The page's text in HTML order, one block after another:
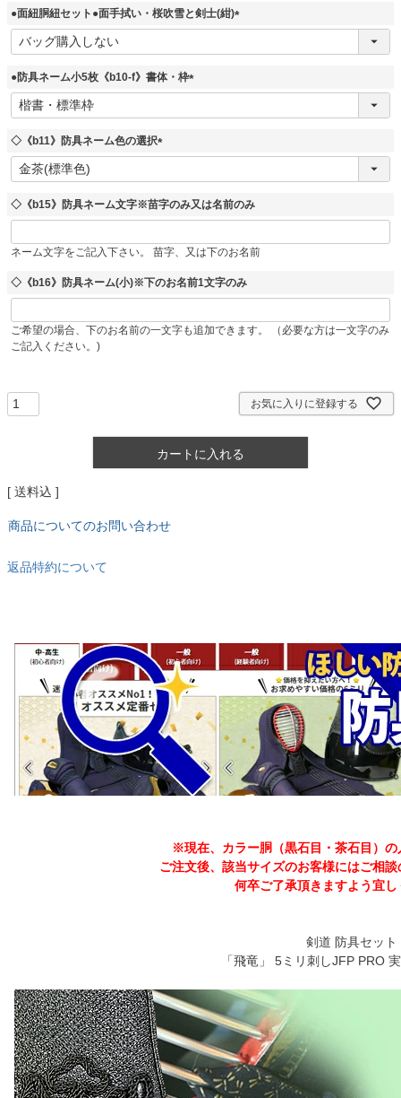
)
●面紐胴紐セット●面手拭い・桜吹雪と剣士(紺)
(
●防具ネーム小5枚《b10-f》書体・枠
(
◇《b11》防具ネーム色の選択
(
)
◇《b15》防具ネーム文字※苗字のみ又は名前のみ
ネーム文字をご記入下さい。 苗字、又は下のお名前
◇《b16》防具ネーム(小)※下のお名前1文字のみ
ご希望の場合、下のお名前の一文字も追加できます。 （必要な方は一文字のみ
ご記入ください。)
お気に入りに登録する
カートに入れる
送料込
商品についてのお問い合わせ
返品特約について
※現在、カラー胴（黒石目・茶石目）
ご注文後、該当サイズのお客様にはご相
何卒ご了承頂きますよう宜
剣道 防具セット
「飛竜」 5ミリ刺しJFP PRO